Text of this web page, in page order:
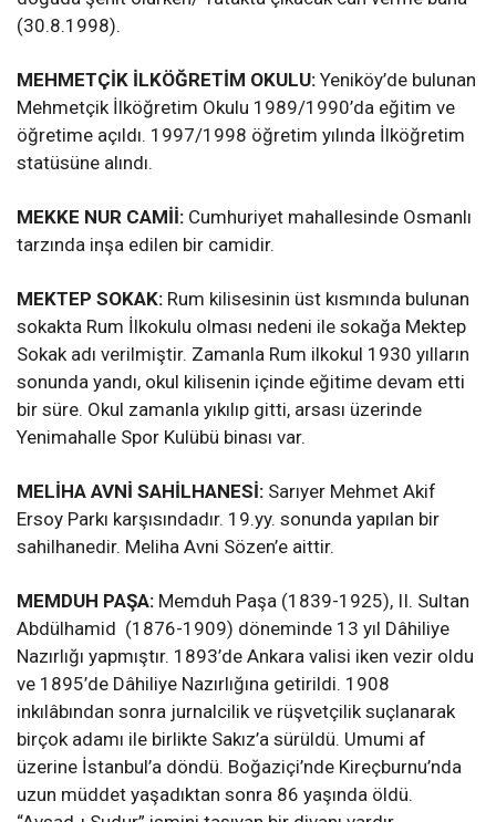
(30.8.1998).
MEHMETÇİK İLKÖĞRETİM OKULU: Yeniköy’de bulunan
Mehmetçik İlköğretim Okulu 1989/1990’da eğitim ve
öğretime açıldı. 1997/1998 öğretim yılında İlköğretim
statüsüne alındı.
MEKKE NUR CAMİİ: Cumhuriyet mahallesinde Osmanlı
tarzında inşa edilen bir camidir.
MEKTEP SOKAK: Rum kilisesinin üst kısmında bulunan
sokakta Rum İlkokulu olması nedeni ile sokağa Mektep
Sokak adı verilmiştir. Zamanla Rum ilkokul 1930 yılların
sonunda yandı, okul kilisenin içinde eğitime devam etti
bir süre. Okul zamanla yıkılıp gitti, arsası üzerinde
Yenimahalle Spor Kulübü binası var.
MELİHA AVNİ SAHİLHANESİ: Sarıyer Mehmet Akif
Ersoy Parkı karşısındadır. 19.yy. sonunda yapılan bir
sahilhanedir. Meliha Avni Sözen’e aittir.
MEMDUH PAŞA: Memduh Paşa (1839-1925), II. Sultan
Abdülhamid (1876-1909) döneminde 13 yıl Dâhiliye
Nazırlığı yapmıştır. 1893’de Ankara valisi iken vezir oldu
ve 1895’de Dâhiliye Nazırlığına getirildi. 1908
inkılâbından sonra jurnalcilik ve rüşvetçilik suçlanarak
birçok adamı ile birlikte Sakız’a sürüldü. Umumi af
üzerine İstanbul’a döndü. Boğaziçi’nde Kireçburnu’nda
uzun müddet yaşadıktan sonra 86 yaşında öldü.